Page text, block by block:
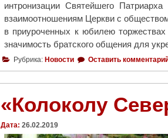
интронизации Святейшего
взаимоотношениям Церкви с
в приуроченных к юбилею
значимость братского общения для
Рубрика: Новости Оставить
«Колоколу
Дата: 26.02.2019